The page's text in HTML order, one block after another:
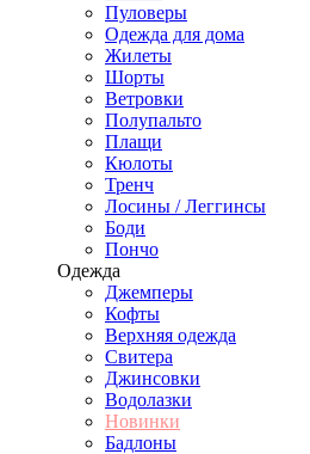
Пуловеры
Одежда для дома
Жилеты
Шорты
Ветровки
Полупальто
Плащи
Кюлоты
Тренч
Лосины / Леггинсы
Боди
Пончо
Одежда
Джемперы
Кофты
Верхняя одежда
Свитера
Джинсовки
Водолазки
Новинки
Бадлоны